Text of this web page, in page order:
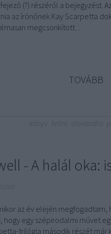
(?) részéről a bejegyzést.
az írónőnek.Kay Scarpetta
megcsonkított…
TOVÁBB
- A halál oka:
az év elején
hogy egy szépirodalmi művet
trilógia második részét